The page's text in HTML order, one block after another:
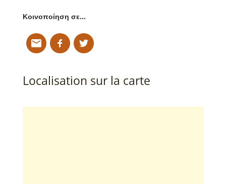
Κοινοποίηση σε…
Localisation sur la carte